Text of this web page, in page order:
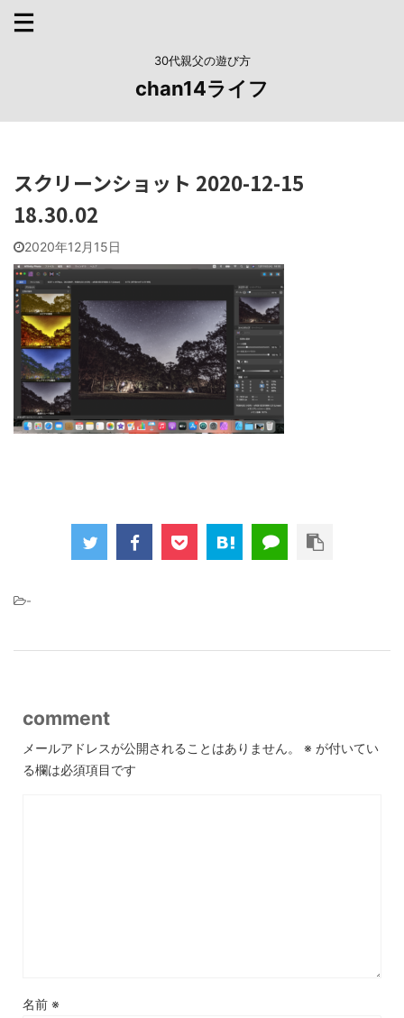
30代親父の遊び方
chan14ライフ
スクリーンショット 2020-12-15
18.30.02
2020年12月15日
-
comment
メールアドレスが公開されることはありません。 ※ が付いてい
る欄は必須項目です
名前 ※